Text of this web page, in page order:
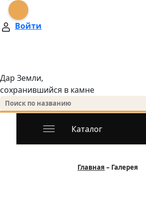
Войти
Дар Земли,
сохранившийся в камне
Каталог
Главная Галерея